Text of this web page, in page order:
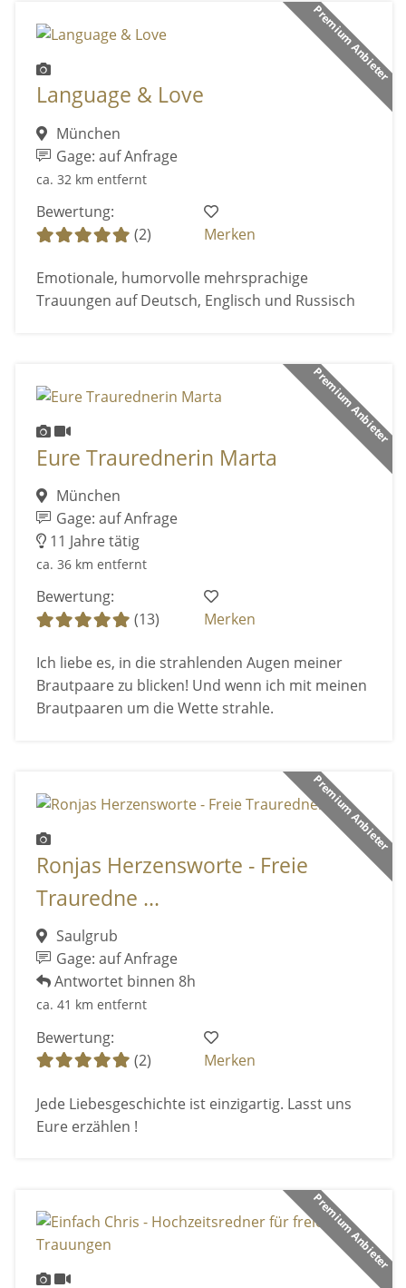
Premium Anbieter
Language & Love
München
Gage: auf Anfrage
ca. 32 km entfernt
Bewertung:
(2)
Merken
Emotionale, humorvolle mehrsprachige
Trauungen auf Deutsch, Englisch und Russisch
Premium Anbieter
Eure Traurednerin Marta
München
Gage: auf Anfrage
11 Jahre tätig
ca. 36 km entfernt
Bewertung:
(13)
Merken
Ich liebe es, in die strahlenden Augen meiner
Brautpaare zu blicken! Und wenn ich mit meinen
Brautpaaren um die Wette strahle.
Premium Anbieter
Ronjas Herzensworte - Freie
Trauredne ...
Saulgrub
Gage: auf Anfrage
Antwortet binnen 8h
ca. 41 km entfernt
Bewertung:
(2)
Merken
Jede Liebesgeschichte ist einzigartig. Lasst uns
Eure erzählen !
Premium Anbieter